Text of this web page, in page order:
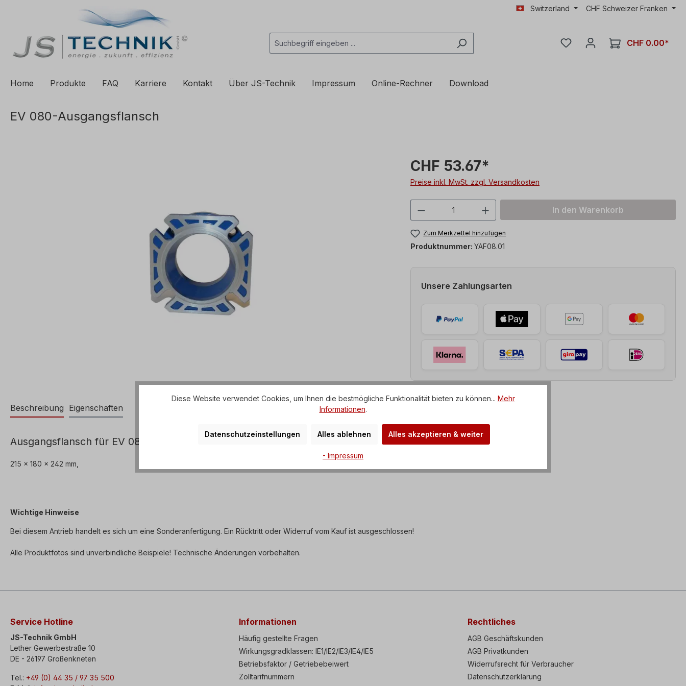
Zur Hauptnavigation springen Switzerland CHF Schweizer Franken
CHF 0.00*
Home Produkte FAQ Karriere Kontakt Über JS-Technik Impressum Online-Rechner Download
EV 080-Ausgangsflansch
CHF 53.67*
Preise inkl. MwSt. zzgl. Versandkosten
Produkt Anzahl: Gib den gewünschten Wert
In den Warenkorb
Zum Merkzettel hinzufügen
Produktnummer: YAF08.01
Unsere Zahlungsarten
Beschreibung Eigenschaften
Ausgangsflansch für EV 080
215 x 180 x 242 mm,
Wichtige Hinweise
Bei diesem Antrieb handelt es sich um eine Sonderanfertigung. Ein Rücktritt oder Widerruf vom Kauf ist ausgeschlossen!
Alle Produktfotos sind unverbindliche Beispiele! Technische Änderungen vorbehalten.
Service Hotline
JS-Technik GmbH
Lether Gewerbestraße 10
DE - 26197 Großenkneten
Tel.: +49 (0) 44 35 / 97 35 500
Informationen
Häufig gestellte Fragen
Wirkungsgradklassen: IE1/IE2/IE3/IE4/IE5
Betriebsfaktor / Getriebebeiwert
Zolltarifnummern
Rechtliches
AGB Geschäftskunden
AGB Privatkunden
Widerrufsrecht für Verbraucher
Datenschutzerklärung
Diese Website verwendet Cookies, um Ihnen die bestmögliche Funktionalität bieten zu können... Mehr
Informationen.
Datenschutzeinstellungen Alles ablehnen Alles akzeptieren & weiter
- Impressum